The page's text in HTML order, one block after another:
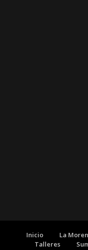
Inicio La
Talleres